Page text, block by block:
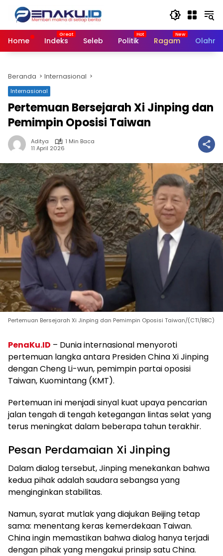
Langsung
konten
Home
Indeks Seleb Politik Ragam
Beranda Internasional
Internasional
Pertemuan Bersejarah Xi Jinping dan
Pemimpin Oposisi Taiwan
Aditya
1 Min Baca
11 April 2026
Pertemuan Bersejarah Xi Jinping dan Pemimpin Oposisi Taiwan/(CTI/BBC)
PenaKu.ID – Dunia internasional menyoroti
pertemuan langka antara Presiden China Xi Jinping
dengan Cheng Li-wun, pemimpin partai oposisi
Taiwan, Kuomintang (KMT).
Pertemuan ini menjadi sinyal kuat upaya pencarian
jalan tengah di tengah ketegangan lintas selat yang
terus meningkat dalam beberapa tahun terakhir.
Pesan Perdamaian Xi Jinping
Dalam dialog tersebut, Jinping menekankan bahwa
kedua pihak adalah saudara sebangsa yang
menginginkan stabilitas.
Namun, syarat mutlak yang diajukan Beijing tetap
sama: menentang keras kemerdekaan Taiwan.
China ingin memastikan bahwa dialog hanya terjadi
dengan pihak yang mengakui prinsip satu China.